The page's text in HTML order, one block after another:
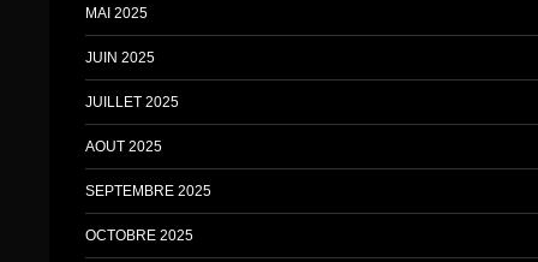
MAI 2025
JUIN 2025
JUILLET 2025
AOUT 2025
SEPTEMBRE 2025
OCTOBRE 2025